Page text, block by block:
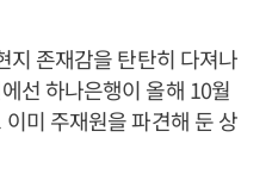
지 존재감을 탄탄히 다져나
선 하나은행이 올해 10월
미 주재원을 파견해 둔 상